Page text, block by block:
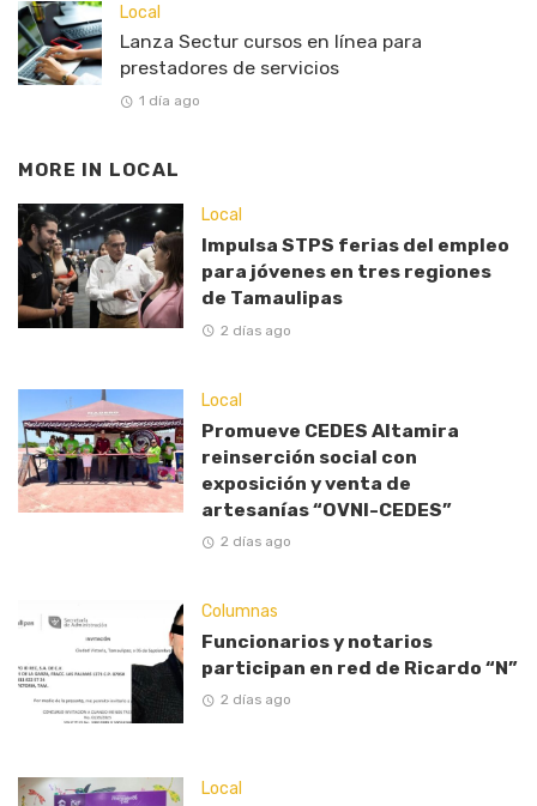
Local
Lanza Sectur cursos en línea para
prestadores de servicios
1 día ago
MORE IN LOCAL
Local
Impulsa STPS ferias del empleo
para jóvenes en tres regiones
de Tamaulipas
2 días ago
Local
Promueve CEDES Altamira
reinserción social con
exposición y venta de
artesanías “OVNI-CEDES”
2 días ago
Columnas
Funcionarios y notarios
participan en red de Ricardo “N”
2 días ago
Local